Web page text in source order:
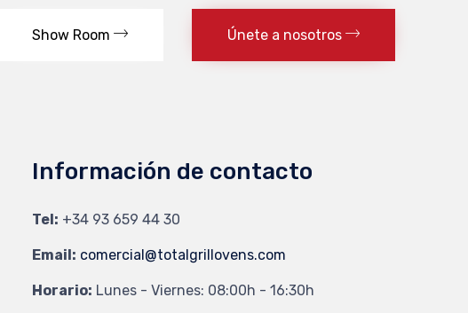
Show Room Únete a nosotros
Información de contacto
Tel: +34 93 659 44 30
Email: comercial@totalgrillovens.com
Horario: Lunes - Viernes: 08:00h - 16:30h